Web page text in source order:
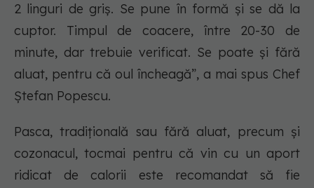
2 linguri de griș. Se pune în formă și se dă la
cuptor. Timpul de coacere, între 20-30 de
minute, dar trebuie verificat. Se poate și fără
aluat, pentru că oul încheagă”, a mai spus Chef
Ștefan Popescu.
Pasca, tradițională sau fără aluat, precum și
cozonacul, tocmai pentru că vin cu un aport
ridicat de calorii este recomandat să fie